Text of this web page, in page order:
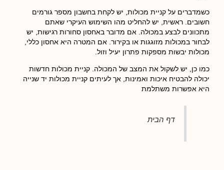
כשמדברים על קניית מכולות, יש לקחת בחשבון מספר גורמים
חשובים. ראשית, יש להחליט מהו השימוש העיקרי שאתם
מתכוונים לבצע במכולה. אם מדובר באחסון סחורות רגישות, יש
לבחור במכולות מזוגגות או בקירור. אם המטרה היא אחסון כללי,
מכולות יבשות מספקות פתרון יעיל וזול.
כמו כן, יש לשקול את המצב של המכולה. קניית מכולות חדשות
יכולה להבטיח איכות ואמינות, אך לעיתים קניית מכולות יד שנייה
היא אפשרות משתלמת
דף הבית